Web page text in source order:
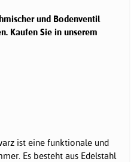
und Bodenventil
Kaufen Sie in unserem
ist eine funktionale und
Es besteht aus Edelstahl